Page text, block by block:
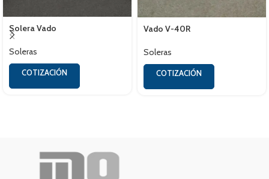
Solera Vado
Soleras
COTIZACIÓN
Vado V-40R
Soleras
COTIZACIÓN